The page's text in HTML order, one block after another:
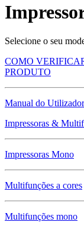
Selecione o seu
COMO
PRODUTO
Manual do Utilizador
Impressoras &
Impressoras Mono
Multifunções a cores
Multifunções mono